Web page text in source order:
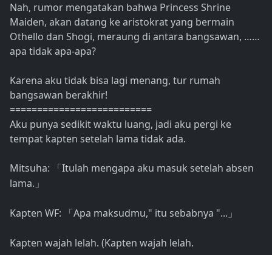
Nah, rumor mengatakan bahwa Princess Shrine
Maiden, akan datang ke aristokrat yang bermain
Othello dan Shogi, meraung di antara bangsawan, ……
apa tidak apa-apa?
Karena aku tidak bisa lagi menang, tur rumah
bangsawan berakhir!
==========================
Aku punya sedikit waktu luang, jadi aku pergi ke
tempat kapten setelah lama tidak ada.
Mitsuha: 「 Itulah mengapa aku masuk setelah absen
lama. 」
Kapten WF: 「 Apa maksudmu," itu sebabnya "... 」
Kapten wajah lelah. (Kapten wajah lelah.